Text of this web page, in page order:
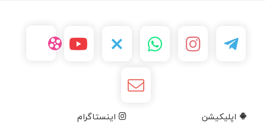
اپلیکیشن
اینستاگرام